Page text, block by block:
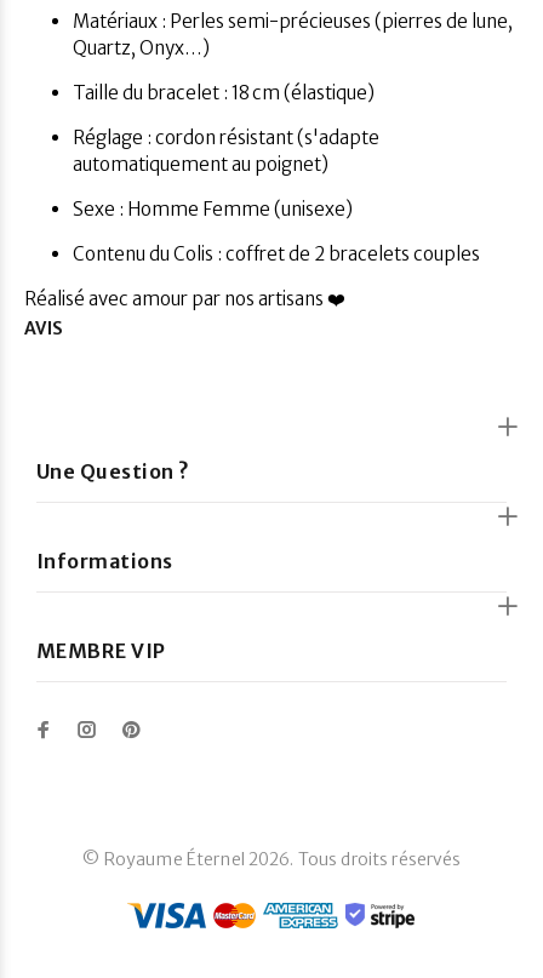
Matériaux : Perles semi-précieuses (pierres de lune,
Quartz, Onyx…)
Taille du bracelet : 18 cm (élastique)
Réglage : cordon résistant (s'adapte
automatiquement au poignet)
Sexe : Homme Femme (unisexe)
Contenu du Colis : coffret de 2 bracelets couples
Réalisé avec amour par nos artisans ❤️
AVIS
Une Question ?
Informations
MEMBRE VIP
© Royaume Éternel 2026. Tous droits réservés